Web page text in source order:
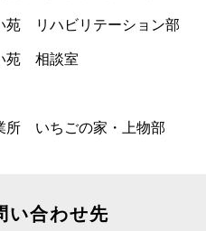
リハビリテーション部
苑 相談室
所 いちごの家・上物部
い合わせ先